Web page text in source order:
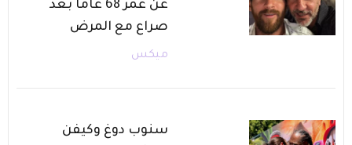
عن عمر 68 عامًا بعد
صراع مع المرض
ميكس
سنوب دوغ وكيفن